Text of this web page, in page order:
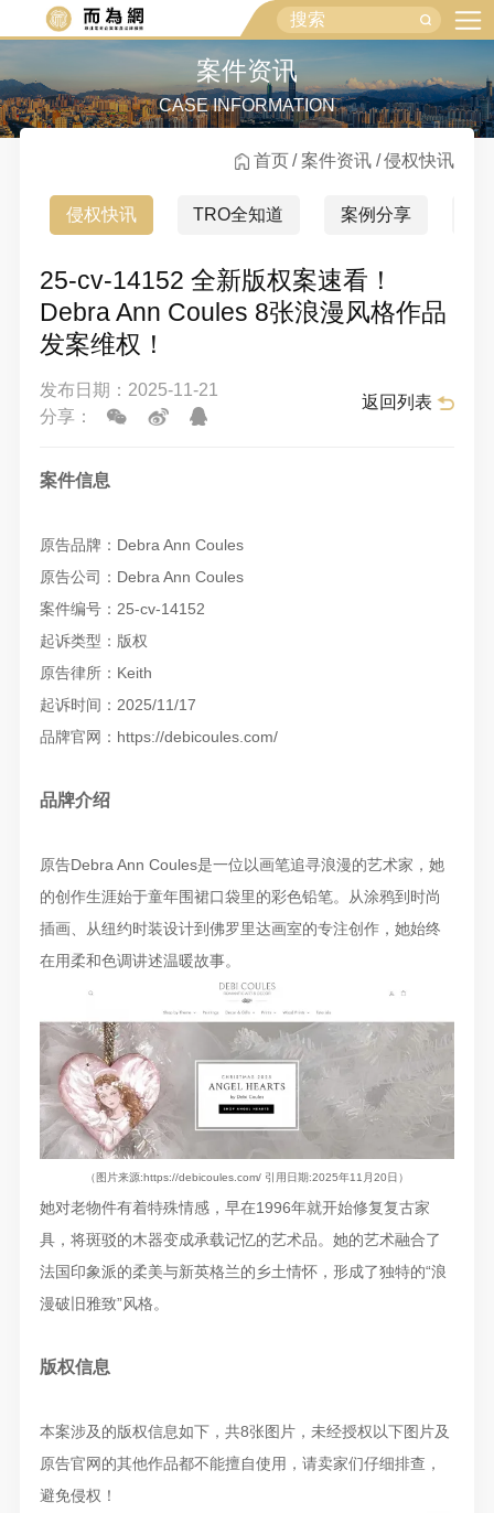
案件资讯
CASE INFORMATION
首页 案件资讯 侵权快讯
侵权快讯 TRO全知道 案例分享
25-cv-14152 全新版权案速看！
Debra Ann Coules 8张浪漫风格作品
发案维权！
发布日期：2025-11-21
分享：
返回列表
案件信息
原告品牌：Debra Ann Coules
原告公司：Debra Ann Coules
案件编号：25-cv-14152
起诉类型：版权
原告律所：Keith
起诉时间：2025/11/17
品牌官网：https://debicoules.com/
品牌介绍
原告Debra Ann Coules是一位以画笔追寻浪漫的艺术家，她
的创作生涯始于童年围裙口袋里的彩色铅笔。从涂鸦到时尚
插画、从纽约时装设计到佛罗里达画室的专注创作，她始终
在用柔和色调讲述温暖故事。
（图片来源:https://debicoules.com/ 引用日期:2025年11月20日）
她对老物件有着特殊情感，早在1996年就开始修复复古家
具，将斑驳的木器变成承载记忆的艺术品。她的艺术融合了
法国印象派的柔美与新英格兰的乡土情怀，形成了独特的“浪
漫破旧雅致”风格。
版权信息
本案涉及的版权信息如下，共8张图片，未经授权以下图片及
原告官网的其他作品都不能擅自使用，请卖家们仔细排查，
避免侵权！